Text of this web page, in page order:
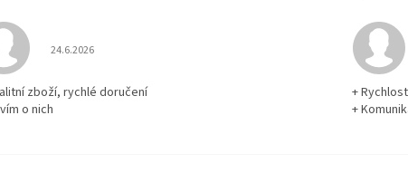
Hodnocení obchodu je 5 z 5 hvězdiček.
24.6.2026
zboží, rychlé doručení
o nich
+ Rychlost
+